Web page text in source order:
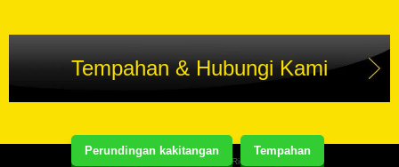
Perundingan kakitangan Tempahan
Tempahan & Hubungi Kami
Copyright(C) Street Kart Tour. All Rights Reserved.